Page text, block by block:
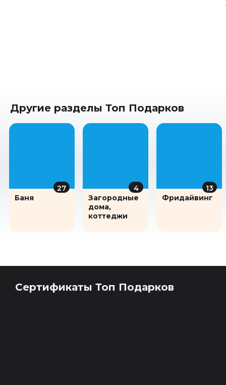
Другие разделы Топ Подарков
27
Баня
4
Загородные
дома,
коттеджи
13
Фридайвинг
Сертификаты Топ Подарков